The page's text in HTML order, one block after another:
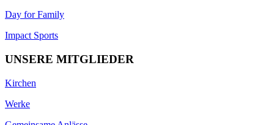
Day for Family
Impact Sports
UNSERE MITGLIEDER
Kirchen
Werke